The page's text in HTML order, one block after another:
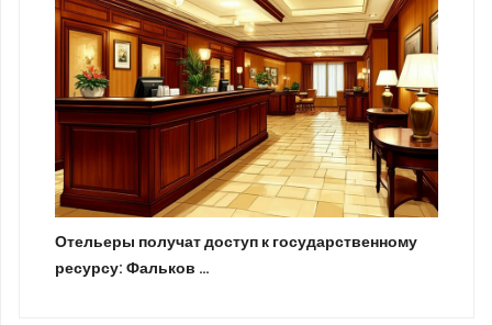
Отельеры получат доступ к государственному
ресурсу: Фальков …